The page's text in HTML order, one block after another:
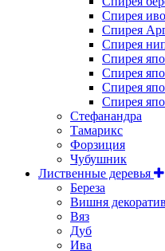
Спирея
Спирея
Спирея
Спирея
Спирея
Спирея
Спирея
Стефанандра
Тамарикс
Форзиция
Чубушник
Лиственные деревья
Береза
Вишня
Вяз
Дуб
Ива